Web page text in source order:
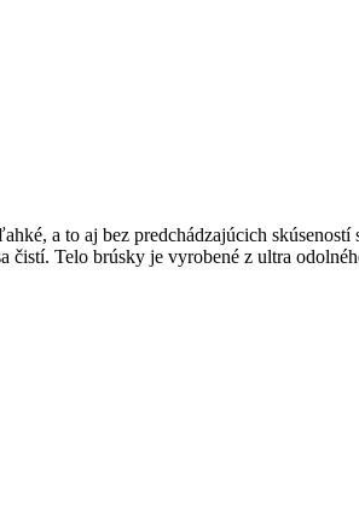
a to aj bez predchádzajúcich
Telo brúsky je vyrobené z ultra